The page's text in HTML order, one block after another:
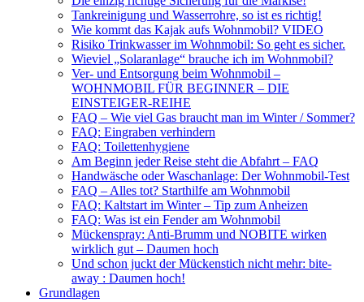
Tankreinigung und Wasserrohre, so ist es richtig!
Wie kommt das Kajak aufs Wohnmobil? VIDEO
Risiko Trinkwasser im Wohnmobil: So geht es sicher.
Wieviel „Solaranlage“ brauche ich im Wohnmobil?
Ver- und Entsorgung beim Wohnmobil –
WOHNMOBIL FÜR BEGINNER – DIE
EINSTEIGER-REIHE
FAQ – Wie viel Gas braucht man im Winter / Sommer?
FAQ: Eingraben verhindern
FAQ: Toilettenhygiene
Am Beginn jeder Reise steht die Abfahrt – FAQ
Handwäsche oder Waschanlage: Der Wohnmobil-Test
FAQ – Alles tot? Starthilfe am Wohnmobil
FAQ: Kaltstart im Winter – Tip zum Anheizen
FAQ: Was ist ein Fender am Wohnmobil
Mückenspray: Anti-Brumm und NOBITE wirken
wirklich gut – Daumen hoch
Und schon juckt der Mückenstich nicht mehr: bite-
away : Daumen hoch!
Grundlagen